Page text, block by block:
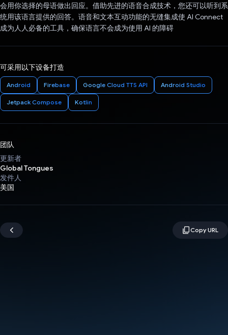
会用你选择的母语做出回应。借助先进的语音合成技术，您还可以听到系
统用该语言提供的回答。语音和文本互动功能的无缝集成使 AI Connect
成为人人必备的工具，确保语言不会成为使用 AI 的障碍
可采用以下设备打造
Android Firebase Google Cloud TTS API Android Studio
Jetpack Compose Kotlin
团队
更新者
Global Tongues
发件人
美国